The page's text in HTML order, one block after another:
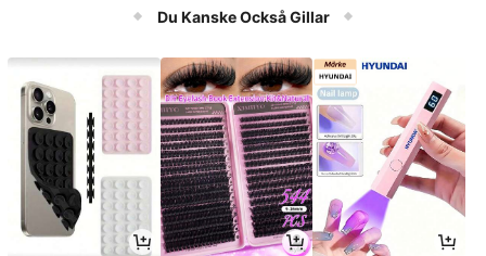
Du Kanske Också Gillar